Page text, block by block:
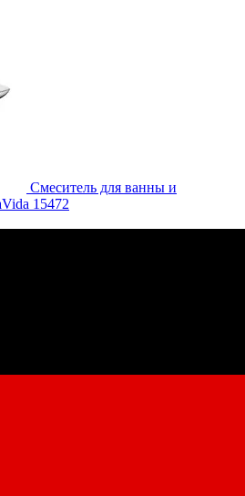
Смеситель для ванны и
15472